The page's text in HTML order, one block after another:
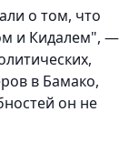
о том, что
и Кидалем", —
в Бамако,
он не